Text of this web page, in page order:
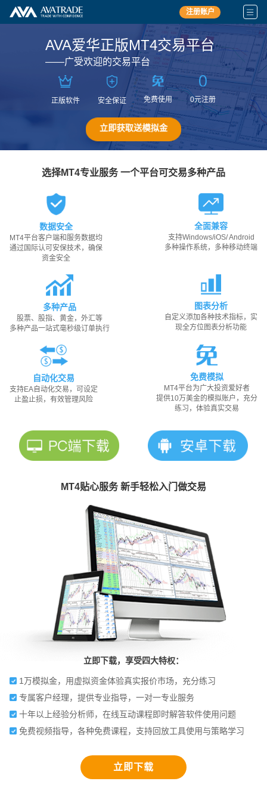
注册账户
AVA爱华正版MT4交易平台
——广受欢迎的交易平台
正版软件 安全保证 免费使用 0元注册
立即获取送模拟金
选择MT4专业服务 一个平台可交易多种产品
数据安全
MT4平台客户端和服务数据均
通过国际认可安保技术，确保
资金安全
全面兼容
支持Windows/iOS/ Android
多种操作系统，多种移动终端
多种产品
股票、股指、黄金，外汇等
多种产品一站式毫秒级订单执行
图表分析
自定义添加各种技术指标，实
现全方位图表分析功能
自动化交易
支持EA自动化交易，可设定
止盈止损，有效管理风险
免费模拟
MT4平台为广大投资爱好者
提供10万美金的模拟账户，充分
练习，体验真实交易
MT4贴心服务 新手轻松入门做交易
立即下载，享受四大特权：
1万模拟金，用虚拟资金体验真实报价市场，充分练习
专属客户经理，提供专业指导，一对一专业服务
十年以上经验分析师，在线互动课程即时解答软件使用问题
免费视频指导，各种免费课程，支持回放工具使用与策略学习
立即下载